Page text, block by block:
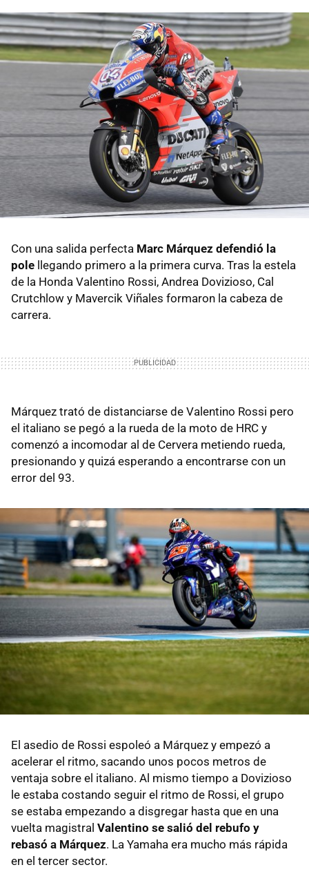
Con una salida perfecta Marc Márquez defendió la
pole llegando primero a la primera curva. Tras la estela
de la Honda Valentino Rossi, Andrea Dovizioso, Cal
Crutchlow y Mavercik Viñales formaron la cabeza de
carrera.
Márquez trató de distanciarse de Valentino Rossi pero
el italiano se pegó a la rueda de la moto de HRC y
comenzó a incomodar al de Cervera metiendo rueda,
presionando y quizá esperando a encontrarse con un
error del 93.
El asedio de Rossi espoleó a Márquez y empezó a
acelerar el ritmo, sacando unos pocos metros de
ventaja sobre el italiano. Al mismo tiempo a Dovizioso
le estaba costando seguir el ritmo de Rossi, el grupo
se estaba empezando a disgregar hasta que en una
vuelta magistral Valentino se salió del rebufo y
rebasó a Márquez. La Yamaha era mucho más rápida
en el tercer sector.